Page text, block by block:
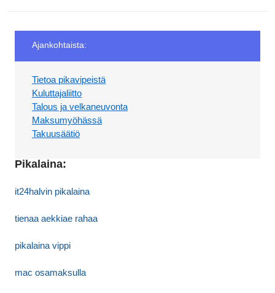
Ajankohtaista:
Tietoa pikavipeistä
Kuluttajaliitto
Talous ja velkaneuvonta
Maksumyöhässä
Takuusäätiö
Pikalaina:
it24halvin pikalaina
tienaa aekkiae rahaa
pikalaina vippi
mac osamaksulla